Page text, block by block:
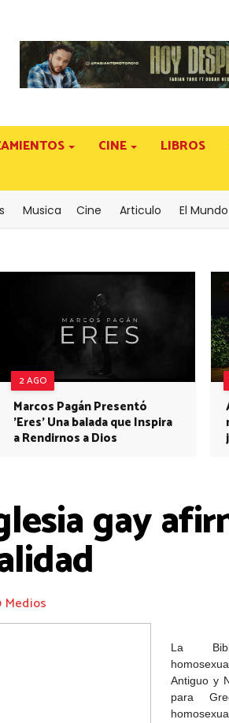
CINE LIBROS
Musica Cine Articulo El Mundo
2 AGO
Marcos Pagán Presentó
'Eres' Una balada que Inspira
a Rendirnos a Dios
gay
Medios
La
Antiguo y
para